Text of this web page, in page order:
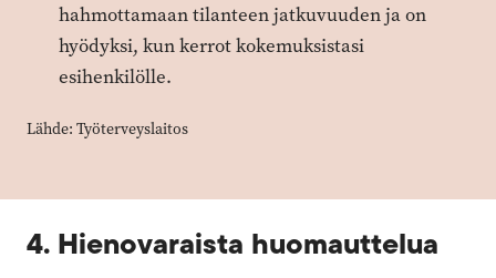
hahmottamaan tilanteen jatkuvuuden ja on
hyödyksi, kun kerrot kokemuksistasi
esihenkilölle.
Lähde: Työterveyslaitos
4. Hienovaraista huomauttelua